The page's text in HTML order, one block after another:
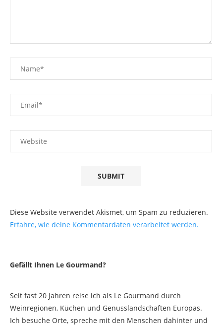
Diese Website verwendet Akismet, um Spam zu reduzieren.
Erfahre, wie deine Kommentardaten verarbeitet werden.
Gefällt Ihnen Le Gourmand?
Seit fast 20 Jahren reise ich als Le Gourmand durch
Weinregionen, Küchen und Genusslandschaften Europas.
Ich besuche Orte, spreche mit den Menschen dahinter und